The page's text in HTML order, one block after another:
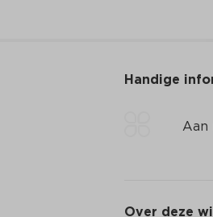
Handige
Aan
Over deze